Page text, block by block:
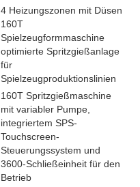
4 Heizungszonen mit Düsen
160T
Spielzeugformmaschine
optimierte Spritzgießanlage
für
Spielzeugproduktionslinien
160T Spritzgießmaschine
mit variabler Pumpe,
integriertem SPS-
Touchscreen-
Steuerungssystem und
3600-Schließeinheit für den
Betrieb